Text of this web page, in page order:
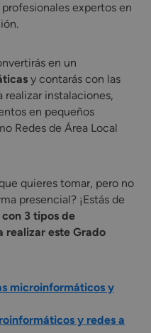
expertos en
en un
y contarás con las
realizar instalaciones,
en pequeños
Redes de Área Local
quieres tomar, pero no
presencial? ¡Estás de
3 tipos de
realizar este Grado
microinformáticos y
y redes a